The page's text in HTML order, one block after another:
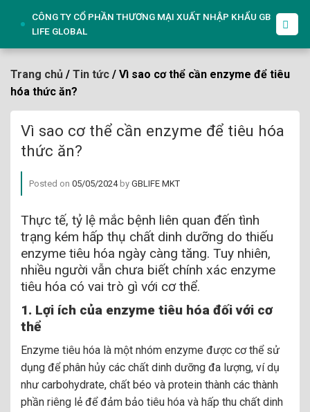
CÔNG TY CỔ PHẦN THƯƠNG MẠI XUẤT NHẬP KHẨU GB
LIFE GLOBAL
Trang chủ / Tin tức / Vì sao cơ thể cần enzyme để tiêu
hóa thức ăn?
Vì sao cơ thể cần enzyme để tiêu hóa
thức ăn?
Posted on 05/05/2024by GBLIFE MKT
Thực tế, tỷ lệ mắc bệnh liên quan đến tình
trạng kém hấp thụ chất dinh dưỡng do thiếu
enzyme tiêu hóa ngày càng tăng. Tuy nhiên,
nhiều người vẫn chưa biết chính xác enzyme
tiêu hóa có vai trò gì với cơ thể.
1. Lợi ích của enzyme tiêu hóa đối với cơ
thể
Enzyme tiêu hóa là một nhóm enzyme được cơ thể sử
dụng để phân hủy các chất dinh dưỡng đa lượng, ví dụ
như carbohydrate, chất béo và protein thành các thành
phần riêng lẻ để đảm bảo tiêu hóa và hấp thu chất dinh